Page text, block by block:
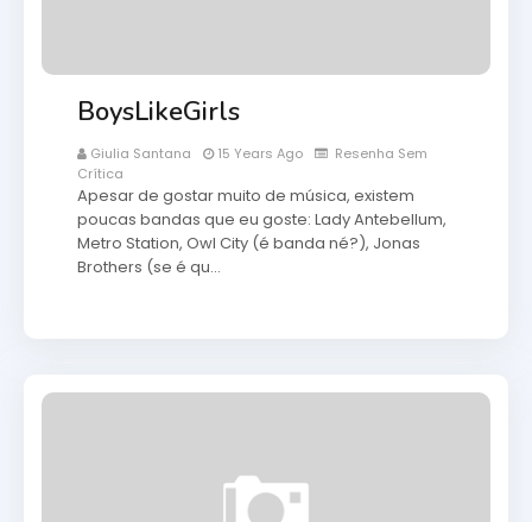
BoysLikeGirls
Giulia Santana 15 Years Ago
Resenha Sem
Crítica
Apesar de gostar muito de música, existem
poucas bandas que eu goste: Lady Antebellum,
Metro Station, Owl City (é banda né?), Jonas
Brothers (se é qu…